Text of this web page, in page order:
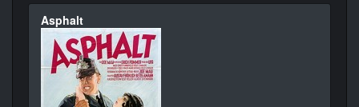
Asphalt